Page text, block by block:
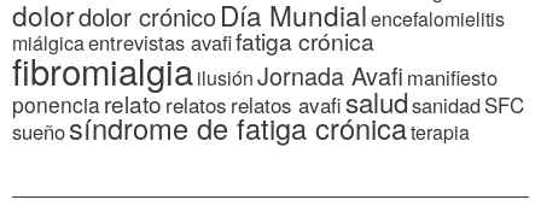
dolordolor crónicoDía Mundialencefalomielitis
miálgicaentrevistas avafifatiga crónica
fibromialgiailusiónJornada Avafi manifiesto
ponenciarelatorelatos relatos avafisaludsanidadSFC
sueñosíndrome de fatiga crónicaterapia